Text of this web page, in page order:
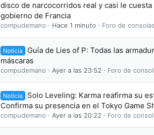
disco de narcocorridos real y casi le
gobierno de Francia
compudemano Hace 1 minuto Foro de
Noticia
Guía de Lies of P: Todas las
máscaras
compudemano Ayer a las 23:52 Foro de
Noticia
Solo Leveling: Karma reafirma su
Confirma su presencia en el Tokyo Game
compudemano Ayer a las 20:22 Foro de